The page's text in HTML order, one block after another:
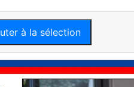
à la sélection